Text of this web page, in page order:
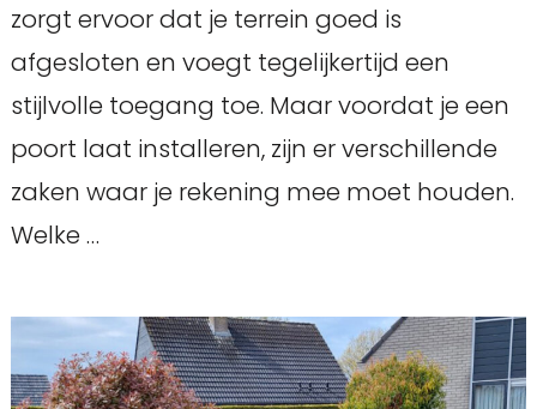
zorgt ervoor dat je terrein goed is
afgesloten en voegt tegelijkertijd een
stijlvolle toegang toe. Maar voordat je een
poort laat installeren, zijn er verschillende
zaken waar je rekening mee moet houden.
Welke …